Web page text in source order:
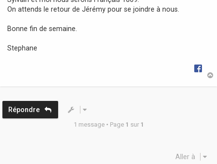
On attends le retour de Jérémy pour se joindre à nous.
Bonne fin de semaine.
Stephane
Répondre
1 message • Page 1 sur 1
Aller à